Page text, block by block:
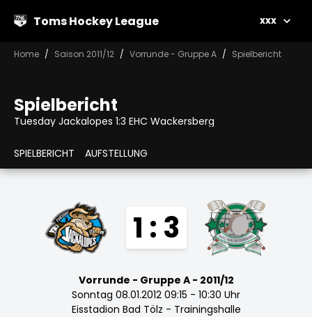
Toms Hockey League xxx
Home Saison 2011/12 Vorrunde - Gruppe A Spielbericht
Spielbericht
Tuesday Jackalopes 1:3 EHC Wackersberg
SPIELBERICHT AUFSTELLUNG
1 : 3
Vorrunde - Gruppe A - 2011/12
Sonntag 08.01.2012 09:15 - 10:30 Uhr
Eisstadion Bad Tölz - Trainingshalle